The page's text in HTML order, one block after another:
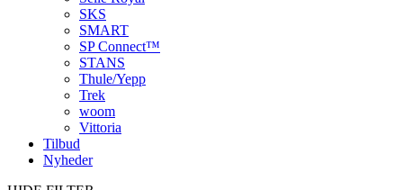
SKS
SMART
SP Connect™
STANS
Thule/Yepp
Trek
woom
Vittoria
Tilbud
Nyheder